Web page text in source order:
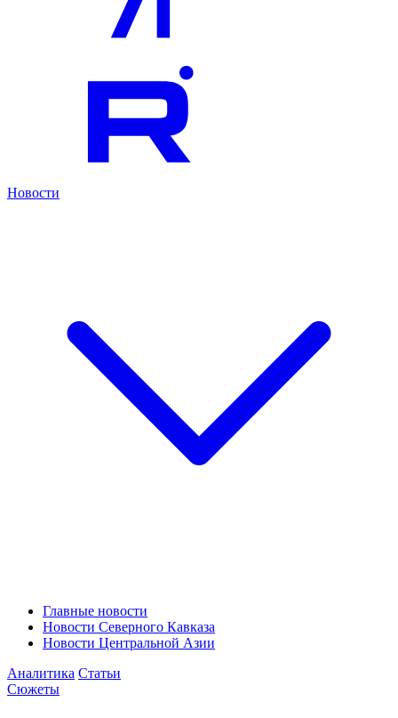
Новости
Главные новости
Новости Северного Кавказа
Новости Центральной Азии
Аналитика Статьи
Сюжеты